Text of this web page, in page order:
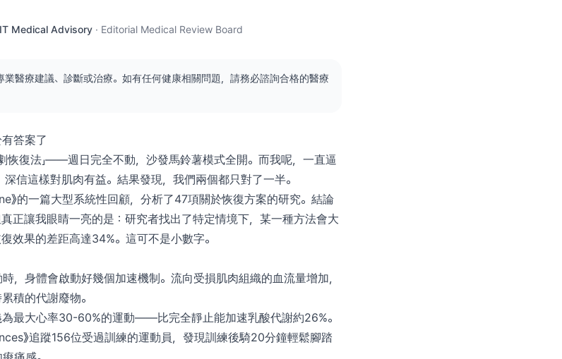
Medical Advisory · Editorial Medical Review Board
醫療建議、診斷或治療。如有任何健康相關問題，請務必諮詢合格的醫療
答案了
恢復法」——週日完全不動，沙發馬鈴薯模式全開。而我呢，一直逼
信這樣對肌肉有益。結果發現，我們兩個都只對了一半。
》的一篇大型系統性回顧，分析了47項關於恢復方案的研究。結論
正讓我眼睛一亮的是：研究者找出了特定情境下，某一種方法會大
效果的差距高達34%。這可不是小數字。
，身體會啟動好幾個加速機制。流向受損肌肉組織的血流量增加，
積的代謝廢物。
最大心率30-60%的運動——比完全靜止能加速乳酸代謝約26%。
》追蹤156位受過訓練的運動員，發現訓練後騎20分鐘輕鬆腳踏